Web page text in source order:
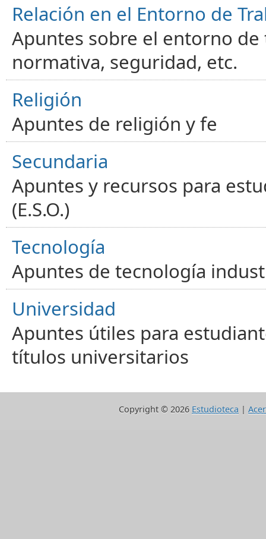
Relación en el Entorno de
Apuntes sobre el entorno
normativa, seguridad, etc.
Religión
Apuntes de religión y fe
Secundaria
Apuntes y recursos para
(E.S.O.)
Tecnología
Apuntes de tecnología
Universidad
Apuntes útiles para
títulos universitarios
Copyright © 2026 Estudioteca |